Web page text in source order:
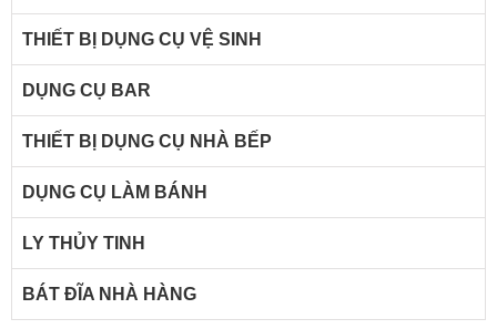
THIẾT BỊ DỤNG CỤ VỆ SINH
DỤNG CỤ BAR
THIẾT BỊ DỤNG CỤ NHÀ BẾP
DỤNG CỤ LÀM BÁNH
LY THỦY TINH
BÁT ĐĨA NHÀ HÀNG